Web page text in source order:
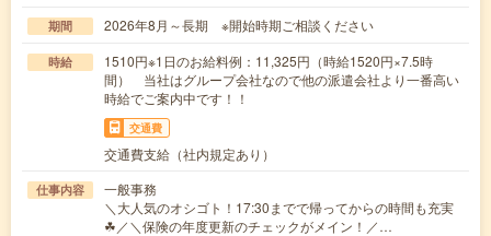
期間 2026年8月～長期 ※開始時期ご相談ください
時給
1510円※1日のお給料例：11,325円（時給1520円×7.5時
間） 当社はグループ会社なので他の派遣会社より一番高い
時給でご案内中です！！
交通費
交通費支給（社内規定あり）
仕事内容
一般事務
＼大人気のオシゴト！17:30までで帰ってからの時間も充実
☘／＼保険の年度更新のチェックがメイン！／…